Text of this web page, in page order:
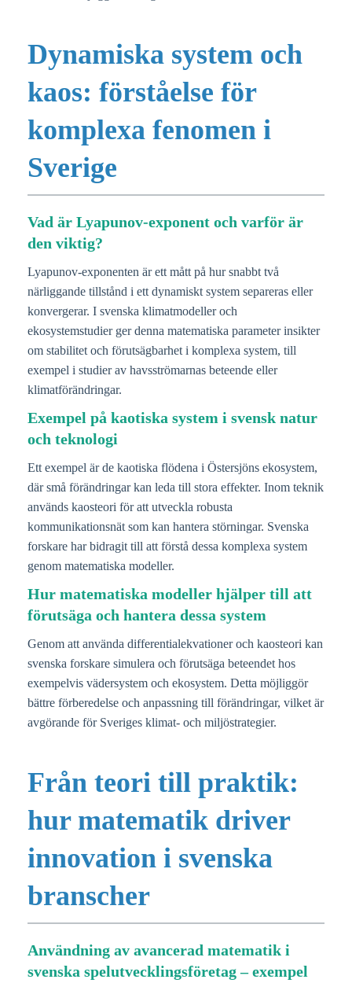
Dynamiska system och
kaos: förståelse för
komplexa fenomen i
Sverige
Vad är Lyapunov-exponent och varför är
den viktig?
Lyapunov-exponenten är ett mått på hur snabbt två
närliggande tillstånd i ett dynamiskt system separeras eller
konvergerar. I svenska klimatmodeller och
ekosystemstudier ger denna matematiska parameter insikter
om stabilitet och förutsägbarhet i komplexa system, till
exempel i studier av havsströmarnas beteende eller
klimatförändringar.
Exempel på kaotiska system i svensk natur
och teknologi
Ett exempel är de kaotiska flödena i Östersjöns ekosystem,
där små förändringar kan leda till stora effekter. Inom teknik
används kaosteori för att utveckla robusta
kommunikationsnät som kan hantera störningar. Svenska
forskare har bidragit till att förstå dessa komplexa system
genom matematiska modeller.
Hur matematiska modeller hjälper till att
förutsäga och hantera dessa system
Genom att använda differentialekvationer och kaosteori kan
svenska forskare simulera och förutsäga beteendet hos
exempelvis vädersystem och ekosystem. Detta möjliggör
bättre förberedelse och anpassning till förändringar, vilket är
avgörande för Sveriges klimat- och miljöstrategier.
Från teori till praktik:
hur matematik driver
innovation i svenska
branscher
Användning av avancerad matematik i
svenska spelutvecklingsföretag – exempel